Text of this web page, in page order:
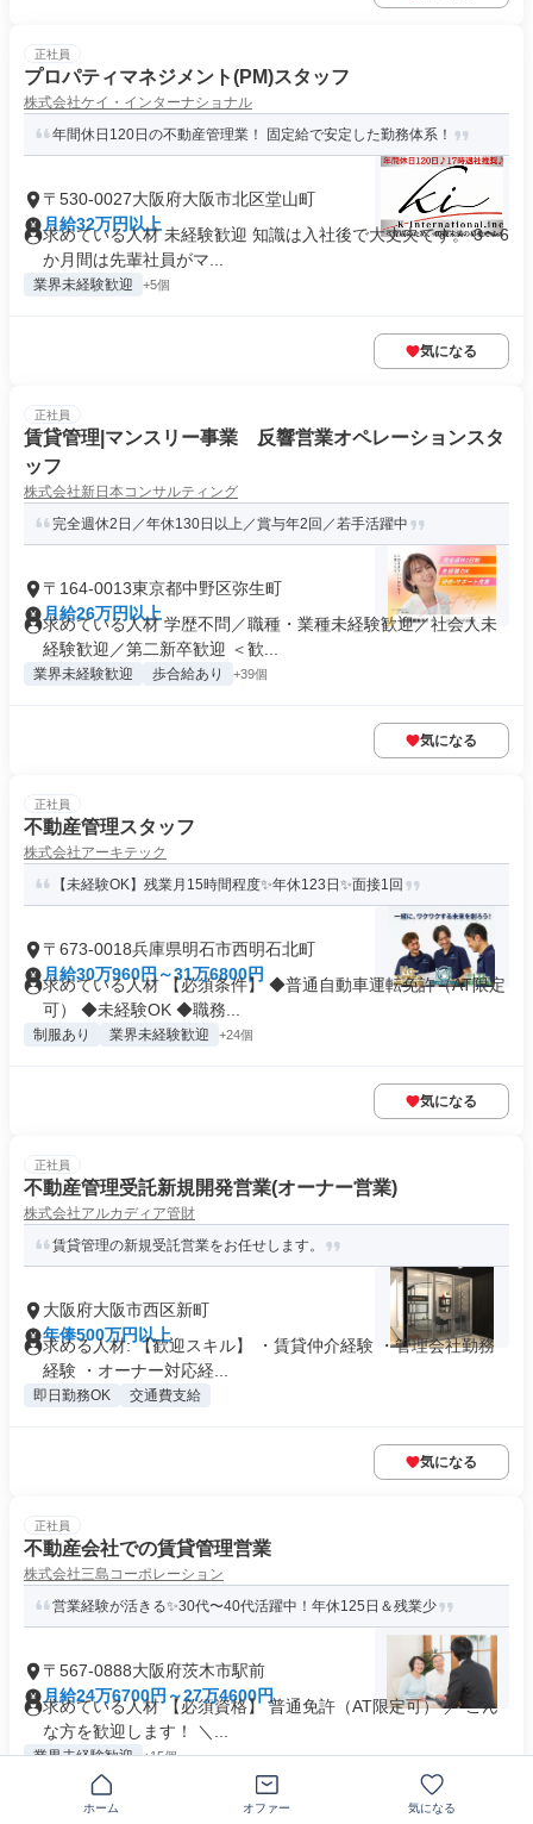
正社員
プロパティマネジメント(PM)スタッフ
株式会社ケイ・インターナショナル
年間休日120日の不動産管理業！ 固定給で安定した勤務体系！
〒530-0027大阪府大阪市北区堂山町
月給32万円以上
求めている人材 未経験歓迎 知識は入社後で大丈夫です。 3〜6
か月間は先輩社員がマ...
業界未経験歓迎 +5個
気になる
正社員
賃貸管理|マンスリー事業 反響営業オペレーションスタ
ッフ
株式会社新日本コンサルティング
完全週休2日／年休130日以上／賞与年2回／若手活躍中
〒164-0013東京都中野区弥生町
月給26万円以上
求めている人材 学歴不問／職種・業種未経験歓迎／社会人未
経験歓迎／第二新卒歓迎 ＜歓...
業界未経験歓迎 歩合給あり +39個
気になる
正社員
不動産管理スタッフ
株式会社アーキテック
【未経験OK】残業月15時間程度✨年休123日✨面接1回
〒673-0018兵庫県明石市西明石北町
月給30万960円～31万6800円
求めている人材 【必須条件】 ◆普通自動車運転免許（AT限定
可） ◆未経験OK ◆職務...
制服あり 業界未経験歓迎 +24個
気になる
正社員
不動産管理受託新規開発営業(オーナー営業)
株式会社アルカディア管財
賃貸管理の新規受託営業をお任せします。
大阪府大阪市西区新町
年俸500万円以上
求める人材: 【歓迎スキル】 ・賃貸仲介経験 ・管理会社勤務
経験 ・オーナー対応経...
即日勤務OK 交通費支給
気になる
正社員
不動産会社での賃貸管理営業
株式会社三島コーポレーション
営業経験が活きる✨30代〜40代活躍中！年休125日＆残業少
〒567-0888大阪府茨木市駅前
月給24万6700円～27万4600円
求めている人材 【必須資格】 普通免許（AT限定可） ／ こん
な方を歓迎します！ ＼...
業界未経験歓迎 +15個
ホーム オファー 気になる